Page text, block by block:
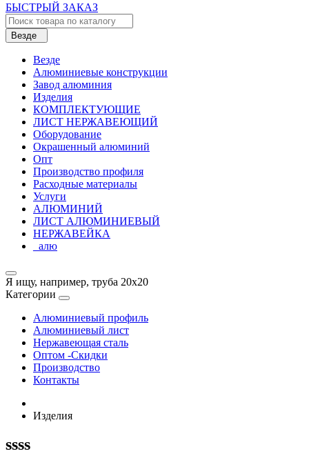
БЫСТРЫЙ ЗАКАЗ
Везде
Везде
Алюминиевые конструкции
Завод алюминия
Изделия
КОМПЛЕКТУЮЩИЕ
ЛИСТ НЕРЖАВЕЮЩИЙ
Оборудование
Окрашенный алюминий
Опт
Производство профиля
Расходные материалы
Услуги
АЛЮМИНИЙ
ЛИСТ АЛЮМИНИЕВЫЙ
НЕРЖАВЕЙКА
_алю
Я ищу, например, труба 20х20
Категории
Алюминиевый профиль
Алюминиевый лист
Нержавеющая сталь
Оптом -Скидки
Производство
Контакты
Изделия
ssss